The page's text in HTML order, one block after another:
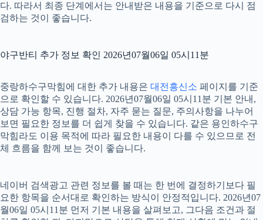
다. 따라서 최종 단계에서는 안내받은 내용을 기준으로 다시 점
검하는 것이 좋습니다.
야구반티 추가 정보 확인 2026년07월06일 05시11분
중랑하수구막힘에 대한 추가 내용은 대전흥신소 페이지를 기준
으로 확인할 수 있습니다. 2026년07월06일 05시11분 기본 안내,
상담 가능 항목, 진행 절차, 자주 묻는 질문, 주의사항을 나누어
보면 필요한 정보를 더 쉽게 찾을 수 있습니다. 같은 용인하수구
막힘라도 이용 목적에 따라 필요한 내용이 다를 수 있으므로 전
체 흐름을 함께 보는 것이 좋습니다.
네이버 검색광고 관련 정보를 볼 때는 한 번에 결정하기보다 필
요한 항목을 순서대로 확인하는 방식이 안정적입니다. 2026년07
월06일 05시11분 먼저 기본 내용을 살펴보고, 그다음 조건과 절